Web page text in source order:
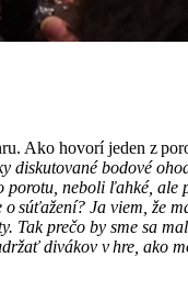
Ako hovorí jeden z
bodové
neboli ľahké,
Ja viem, že
Tak prečo by sme sa
divákov v hre, ako